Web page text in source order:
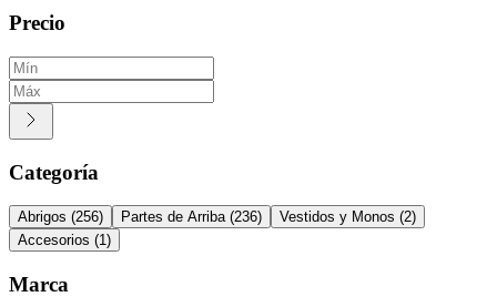
Precio
Categoría
Abrigos (256) Partes de Arriba (236) Vestidos y Monos (2)
Accesorios (1)
Marca